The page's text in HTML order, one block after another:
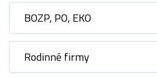
BOZP, PO, EKO
Rodinné firmy